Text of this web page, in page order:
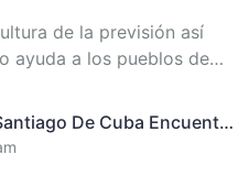
de la previsión así
ayuda a los pueblos de…
Pedagógico